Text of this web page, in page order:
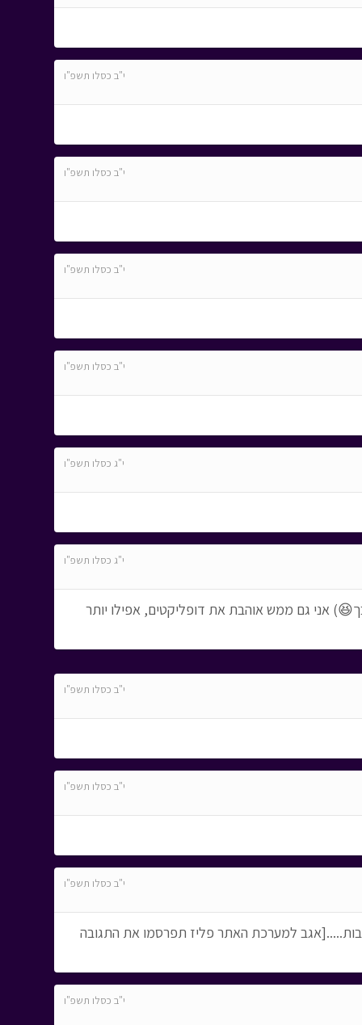
י"ב כסלו תשפ"ו
י"ב כסלו תשפ"ו
י"ב כסלו תשפ"ו
י"ב כסלו תשפ"ו
י"ג כסלו תשפ"ו
י"ג כסלו תשפ"ו
אני גם ממש אוהבת את דופליקטים, אפילו יותר
י"ב כסלו תשפ"ו
י"ב כסלו תשפ"ו
י"ב כסלו תשפ"ו
למערכת האתר פליז תפרסמו את התגובה
י"ב כסלו תשפ"ו